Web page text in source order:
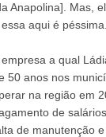
Anapolina]. Mas,
aqui é
empresa a qual
50 anos nos
na região em
de
de manutenção